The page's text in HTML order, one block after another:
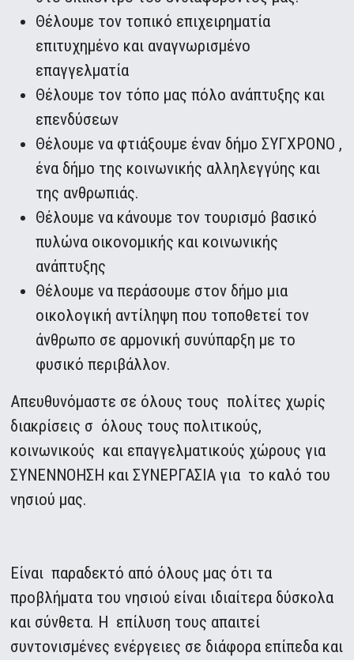
Θέλουμε τον τοπικό επιχειρηματία
επιτυχημένο και αναγνωρισμένο
επαγγελματία
Θέλουμε τον τόπο μας πόλο ανάπτυξης και
επενδύσεων
Θέλουμε να φτιάξουμε έναν δήμο ΣΥΓΧΡΟΝΟ ,
ένα δήμο της κοινωνικής αλληλεγγύης και
της ανθρωπιάς.
Θέλουμε να κάνουμε τον τουρισμό βασικό
πυλώνα οικονομικής και κοινωνικής
ανάπτυξης
Θέλουμε να περάσουμε στον δήμο μια
οικολογική αντίληψη που τοποθετεί τον
άνθρωπο σε αρμονική συνύπαρξη με το
φυσικό περιβάλλον.
Απευθυνόμαστε σε όλους τους πολίτες χωρίς
διακρίσεις σ όλους τους πολιτικούς,
κοινωνικούς και επαγγελματικούς χώρους για
ΣΥΝΕΝΝΟΗΣΗ και ΣΥΝΕΡΓΑΣΙΑ για το καλό του
νησιού μας.
Είναι παραδεκτό από όλους μας ότι τα
προβλήματα του νησιού είναι ιδιαίτερα δύσκολα
και σύνθετα. Η επίλυση τους απαιτεί
συντονισμένες ενέργειες σε διάφορα επίπεδα και